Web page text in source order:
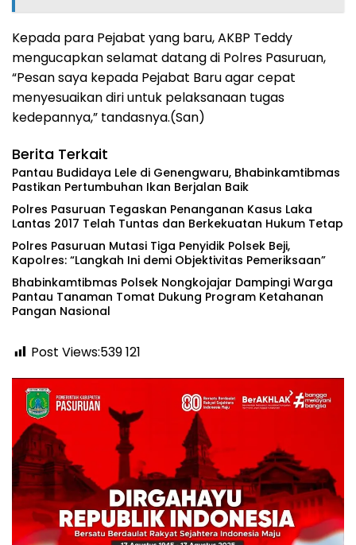
Kepada para Pejabat yang baru, AKBP Teddy
mengucapkan selamat datang di Polres Pasuruan,
“Pesan saya kepada Pejabat Baru agar cepat
menyesuaikan diri untuk pelaksanaan tugas
kedepannya,” tandasnya.(San)
Berita Terkait
Pantau Budidaya Lele di Genengwaru, Bhabinkamtibmas
Pastikan Pertumbuhan Ikan Berjalan Baik
Polres Pasuruan Tegaskan Penanganan Kasus Laka
Lantas 2017 Telah Tuntas dan Berkekuatan Hukum Tetap
‎Polres Pasuruan Mutasi Tiga Penyidik Polsek Beji,
Kapolres: “Langkah Ini demi Objektivitas Pemeriksaan”
Bhabinkamtibmas Polsek Nongkojajar Dampingi Warga
Pantau Tanaman Tomat Dukung Program Ketahanan
Pangan Nasional
Post Views:539121